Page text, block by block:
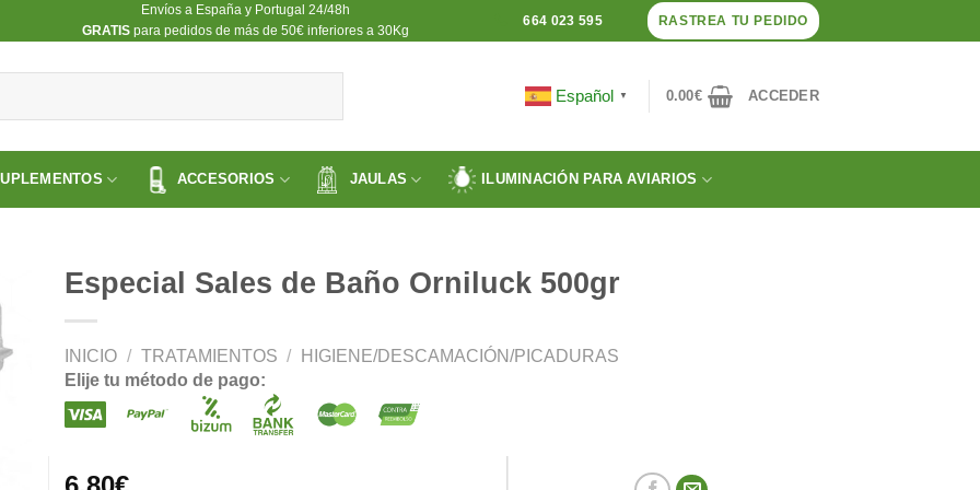
Envíos a España y Portugal 24/48h
​GRATISpara pedidos de más de 50€ inferiores a 30Kg
664 023 595 RASTREA TU PEDIDO
Español ▼ 0.00€ ACCEDER
ACCESORIOS JAULAS ILUMINACIÓN PARA AVIARIOS
Especial Sales de Baño Orniluck 500gr
INICIO / TRATAMIENTOS /
HIGIENE/DESCAMACIÓN/PICADURAS
Elije tu método de pago: